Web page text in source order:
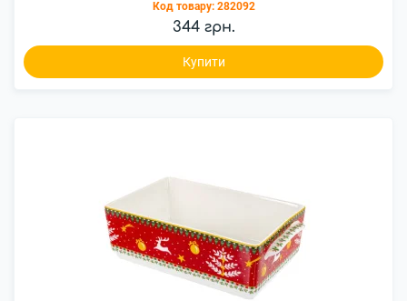
Код товару: 282092
344 грн.
Купити